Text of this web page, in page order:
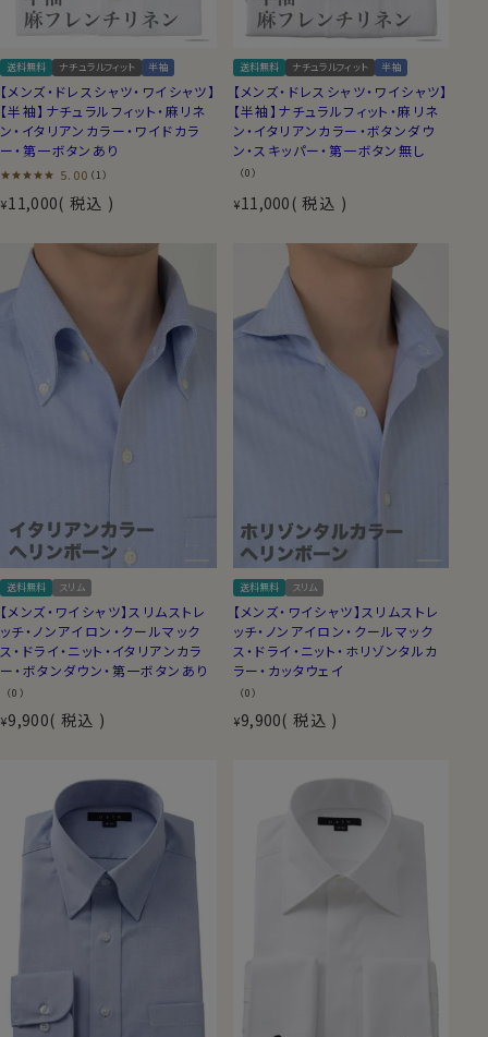
送料無料 ナチュラルフィット 半袖
【メンズ・ドレスシャツ・ワイシャツ】
【半袖】ナチュラルフィット・麻リネ
ン・イタリアンカラー・ワイドカラ
ー・第一ボタンあり
5.00 （1）
¥11,000 税込
送料無料 ナチュラルフィット 半袖
【メンズ・ドレスシャツ・ワイシャツ】
【半袖】ナチュラルフィット・麻リネ
ン・イタリアンカラー・ボタンダウ
ン・スキッパー・第一ボタン無し
（0）
¥11,000 税込
送料無料 スリム
【メンズ・ワイシャツ】スリムストレ
ッチ・ノンアイロン・クールマック
ス・ドライ・ニット・イタリアンカラ
ー・ボタンダウン・第一ボタンあり
（0）
¥9,900 税込
送料無料 スリム
【メンズ・ワイシャツ】スリムストレ
ッチ・ノンアイロン・クールマック
ス・ドライ・ニット・ホリゾンタルカ
ラー・カッタウェイ
（0）
¥9,900 税込